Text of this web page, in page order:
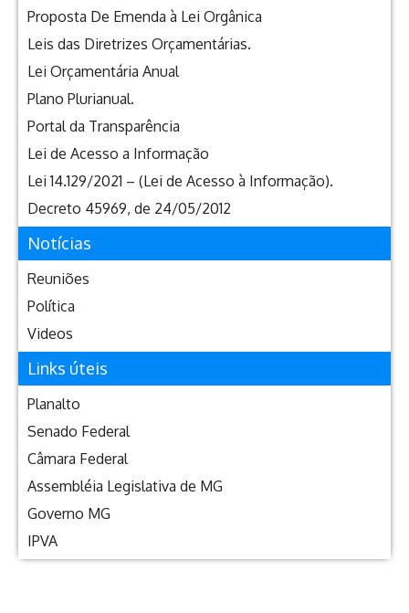
Proposta De Emenda à Lei Orgânica
Leis das Diretrizes Orçamentárias.
Lei Orçamentária Anual
Plano Plurianual.
Portal da Transparência
Lei de Acesso a Informação
Lei 14.129/2021 – (Lei de Acesso à Informação).
Decreto 45969, de 24/05/2012
Notícias
Reuniões
Política
Videos
Links úteis
Planalto
Senado Federal
Câmara Federal
Assembléia Legislativa de MG
Governo MG
IPVA